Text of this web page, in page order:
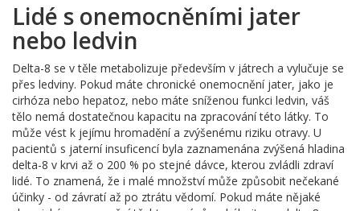
Lidé s onemocněními jater
nebo ledvin
Delta-8 se v těle metabolizuje především v játrech a vylučuje se
přes ledviny. Pokud máte chronické onemocnění jater, jako je
cirhóza nebo hepatoz, nebo máte sníženou funkci ledvin, váš
tělo nemá dostatečnou kapacitu na zpracování této látky. To
může vést k jejímu hromadění a zvýšenému riziku otravy. U
pacientů s jaterní insuficencí byla zaznamenána zvýšená hladina
delta-8 v krvi až o 200 % po stejné dávce, kterou zvládli zdraví
lidé. To znamená, že i malé množství může způsobit nečekané
účinky - od závratí až po ztrátu vědomí. Pokud máte nějaké